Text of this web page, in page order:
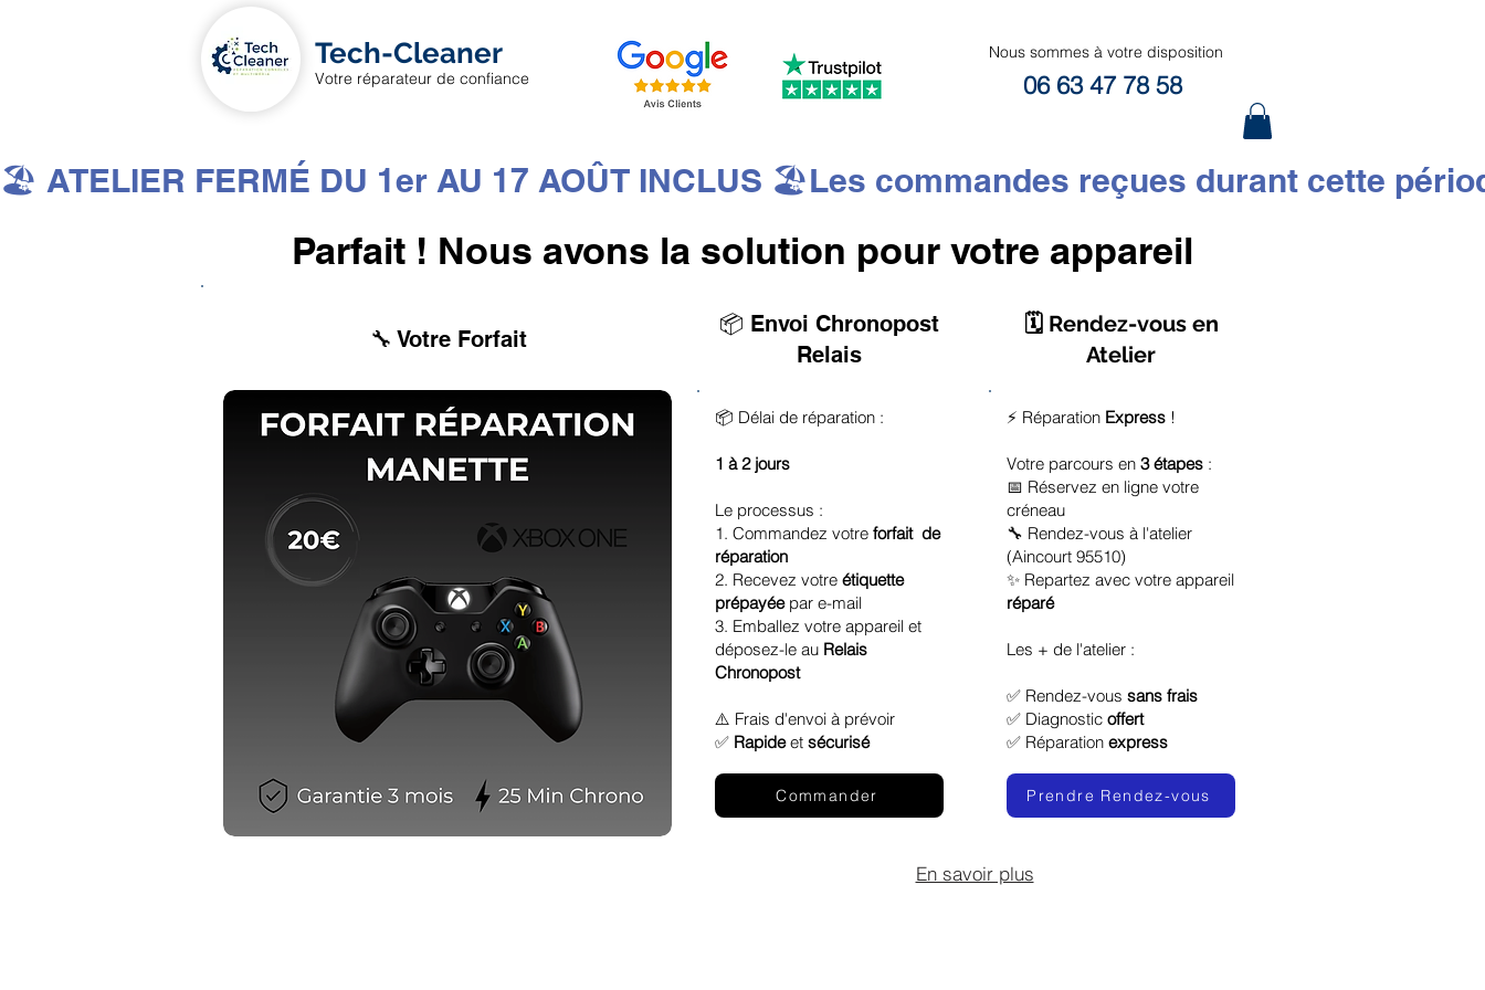
Tech-Cleaner
Votre réparateur de confiance
Nous sommes à votre disposition
06 63 47 78 58
🏖️ ATELIER FERMÉ DU 1er AU 17 AOÛT INCLUS 🏖️Les commandes reçues durant cette
Parfait ! Nous avons la solution pour votre appareil
🔧 Votre Forfait
📦 Envoi Chronopost
Relais
🗓️ Rendez-vous en
Atelier
📦 Délai de réparation :
1 à 2 jours
Le processus :
1. Commandez votre forfait de
réparation
2. Recevez votre étiquette
prépayéepar e-mail
3. Emballez votre appareil et
déposez-le au Relais
Chronopost
⚠️ Frais d'envoi à prévoir
✅ Rapideet sécurisé
Commander
⚡ Réparation Express !
Votre parcours en 3 étapes :
📅 Réservez en ligne votre
créneau
🔧 Rendez-vous à l'atelier
(Aincourt 95510)
✨ Repartez avec votre appareil
réparé
Les + de l'atelier :
✅ Rendez-vous sans frais
✅ Diagnostic offert
✅ Réparation express
Prendre Rendez-vous
En savoir plus